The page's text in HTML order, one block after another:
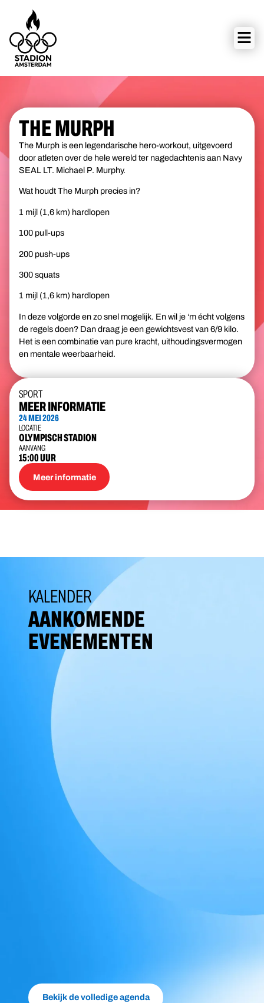
THE MURPH
The Murph is een legendarische hero-workout, uitgevoerd
door atleten over de hele wereld ter nagedachtenis aan Navy
SEAL LT. Michael P. Murphy.
Wat houdt The Murph precies in?
1 mijl (1,6 km) hardlopen
100 pull-ups
200 push-ups
300 squats
1 mijl (1,6 km) hardlopen
In deze volgorde en zo snel mogelijk. En wil je ‘m écht volgens
de regels doen? Dan draag je een gewichtsvest van 6/9 kilo.
Het is een combinatie van pure kracht, uithoudingsvermogen
en mentale weerbaarheid.
SPORT
MEER INFORMATIE
24 MEI 2026
LOCATIE
OLYMPISCH STADION
AANVANG
15:00 UUR
Meer informatie
KALENDER
AANKOMENDE
EVENEMENTEN
Bekijk de volledige agenda